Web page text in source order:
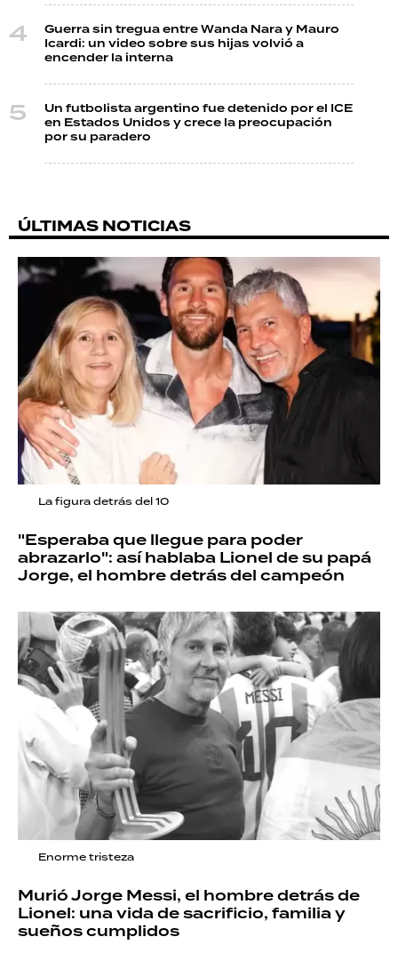
Guerra sin tregua entre Wanda Nara y Mauro
Icardi: un video sobre sus hijas volvió a
encender la interna
Un futbolista argentino fue detenido por el ICE
en Estados Unidos y crece la preocupación
por su paradero
ÚLTIMAS NOTICIAS
La figura detrás del 10
"Esperaba que llegue para poder
abrazarlo": así hablaba Lionel de su papá
Jorge, el hombre detrás del campeón
Enorme tristeza
Murió Jorge Messi, el hombre detrás de
Lionel: una vida de sacrificio, familia y
sueños cumplidos